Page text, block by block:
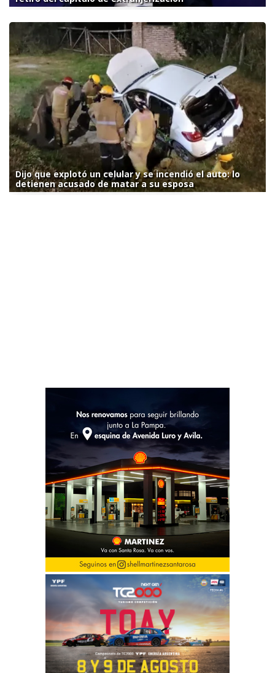
Dijo que explotó un celular y se incendió el auto: lo
detienen acusado de matar a su esposa